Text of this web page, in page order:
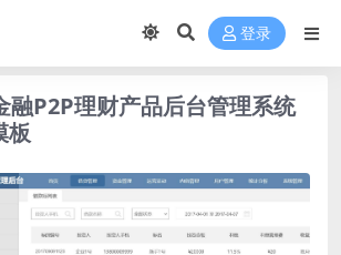
登录
融P2P理财产品后台管理系统
板